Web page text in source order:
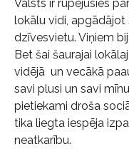
Valsts ir rūpējusies
lokālu vidi, apgādājot
dzīvesvietu. Viņiem
Bet šai šaurajai
vidējā un vecākā
savi plusi un savi
pietiekami droša
tika liegta iespēja
neatkarību.